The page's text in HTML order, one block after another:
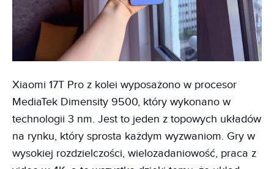
Xiaomi 17T Pro z kolei wyposażono w procesor
MediaTek Dimensity 9500, który wykonano w
technologii 3 nm. Jest to jeden z topowych układów
na rynku, który sprosta każdym wyzwaniom. Gry w
wysokiej rozdzielczości, wielozadaniowość, praca z